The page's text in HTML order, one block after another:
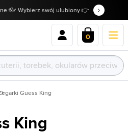
👓 Wybierz swój ulubiony 👉
0
Guess King
King